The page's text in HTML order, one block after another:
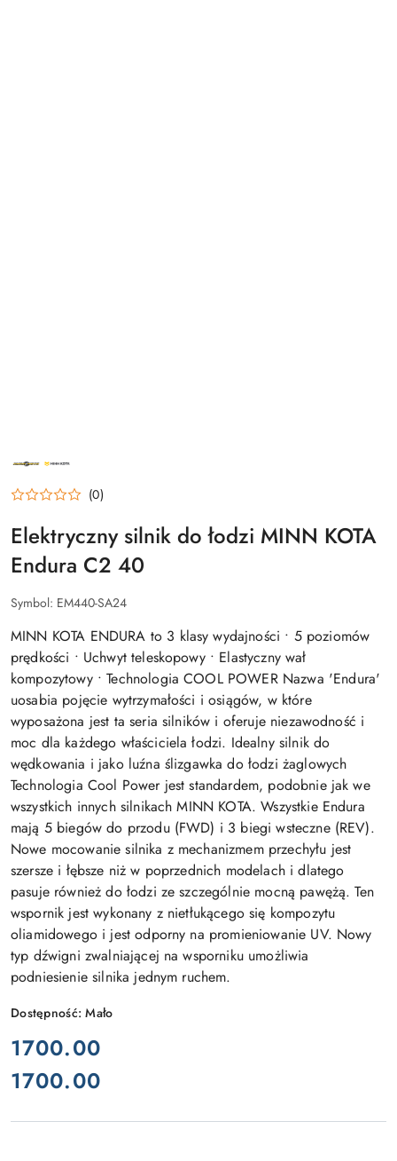
NAZWA
PRODUCENTA:
KOTA (0)
Elektryczny silnik do łodzi MINN KOTA
Endura C2 40
Symbol: EM440-SA24
MINN KOTA ENDURA to 3 klasy wydajności • 5 poziomów
prędkości • Uchwyt teleskopowy • Elastyczny wał
kompozytowy • Technologia COOL POWER Nazwa 'Endura'
uosabia pojęcie wytrzymałości i osiągów, w które
wyposażona jest ta seria silników i oferuje niezawodność i
moc dla każdego właściciela łodzi. Idealny silnik do
wędkowania i jako luźna ślizgawka do łodzi żaglowych
Technologia Cool Power jest standardem, podobnie jak we
wszystkich innych silnikach MINN KOTA. Wszystkie Endura
mają 5 biegów do przodu (FWD) i 3 biegi wsteczne (REV).
Nowe mocowanie silnika z mechanizmem przechyłu jest
szersze i łębsze niż w poprzednich modelach i dlatego
pasuje również do łodzi ze szczególnie mocną pawężą. Ten
wspornik jest wykonany z nietłukącego się kompozytu
oliamidowego i jest odporny na promieniowanie UV. Nowy
typ dźwigni zwalniającej na wsporniku umożliwia
podniesienie silnika jednym ruchem.
Dostępność:Mało
cena:
1700.00
Cena:
1700.00